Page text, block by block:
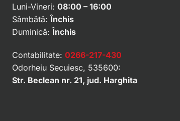
Luni-Vineri: 08:00 – 16:00
Sâmbătă: Închis
Duminică: Închis
Contabilitate: 0266-217-430
Odorheiu Secuiesc, 535600:
Str. Beclean nr. 21, jud. Harghita